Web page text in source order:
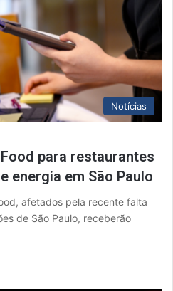
Notícias
para restaurantes
energia em São Paulo
afetados pela recente falta
de São Paulo, receberão